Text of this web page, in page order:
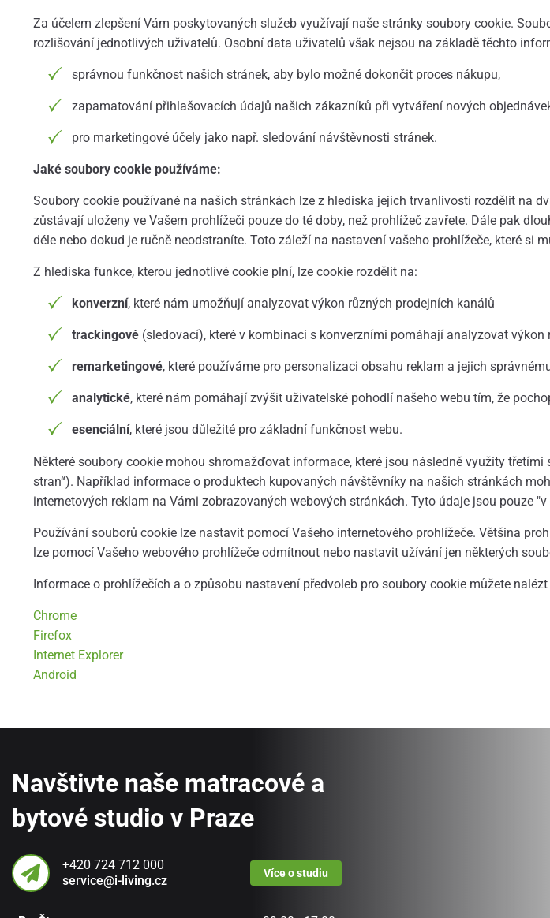
Za účelem zlepšení Vám poskytovaných služeb využívají naše stránky soubory cookie.
rozlišování jednotlivých uživatelů. Osobní data uživatelů však nejsou na základě těchto
správnou funkčnost našich stránek, aby bylo možné dokončit proces nákupu,
zapamatování přihlašovacích údajů našich zákazníků při vytváření nových
pro marketingové účely jako např. sledování návštěvnosti stránek.
Jaké soubory cookie používáme:
Soubory cookie používané na našich stránkách lze z hlediska jejich trvanlivosti rozdělit na
zůstávají uloženy ve Vašem prohlížeči pouze do té doby, než prohlížeč zavřete. Dále pak
déle nebo dokud je ručně neodstraníte. Toto záleží na nastavení vašeho prohlížeče, které si
Z hlediska funkce, kterou jednotlivé cookie plní, lze cookie rozdělit na:
konverzní, které nám umožňují analyzovat výkon různých prodejních kanálů
trackingové(sledovací), které v kombinaci s konverzními pomáhají analyzovat výkon
remarketingové, které používáme pro personalizaci obsahu reklam a jejich
analytické, které nám pomáhají zvýšit uživatelské pohodlí našeho webu tím, že
esenciální, které jsou důležité pro základní funkčnost webu.
Některé soubory cookie mohou shromažďovat informace, které jsou následně využity
stran“). Například informace o produktech kupovaných návštěvníky na našich stránkách
internetových reklam na Vámi zobrazovaných webových stránkách. Tyto údaje jsou pouze
Používání souborů cookie lze nastavit pomocí Vašeho internetového prohlížeče. Většina
lze pomocí Vašeho webového prohlížeče odmítnout nebo nastavit užívání jen některých
Informace o prohlížečích a o způsobu nastavení předvoleb pro soubory cookie můžete
Chrome
Firefox
Internet Explorer
Android
Navštivte naše matracové a
bytové studio v Praze
+420 724 712 000
service@i-living.cz
Víceo studiu